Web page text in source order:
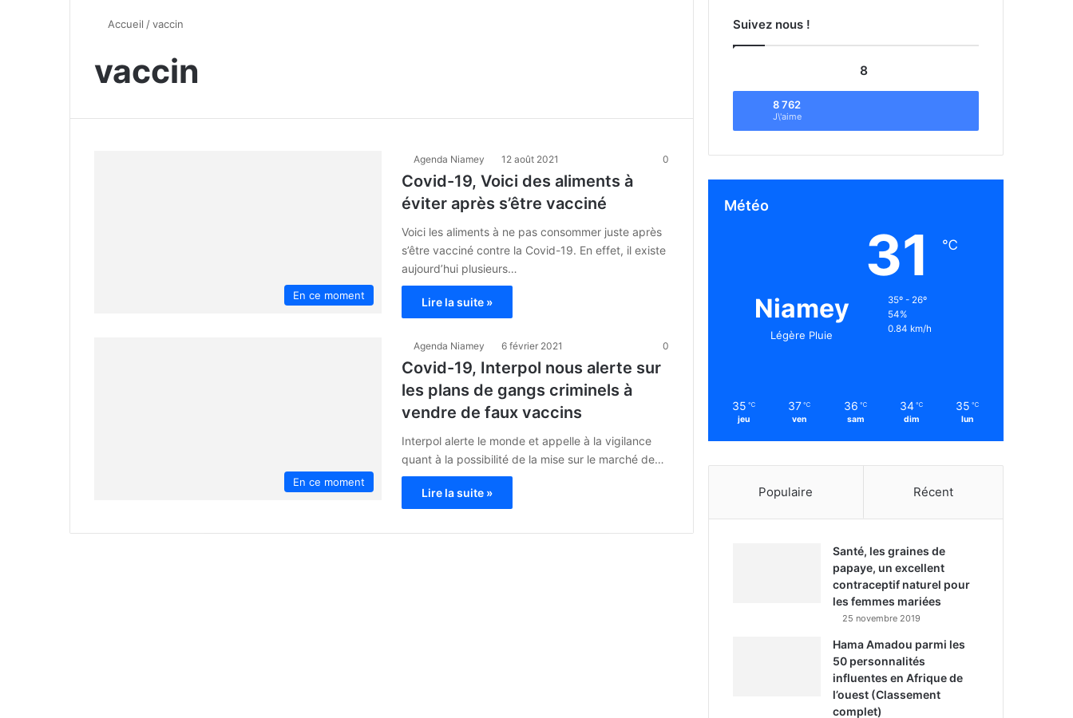
Accueil /vaccin
vaccin
En ce moment
Agenda Niamey 12 août 2021 0
Covid-19, Voici des aliments à
éviter après s’être vacciné
Voici les aliments à ne pas consommer juste après
s’être vacciné contre la Covid-19. En effet, il existe
aujourd’hui plusieurs…
Lire la suite »
En ce moment
Agenda Niamey 6 février 2021 0
Covid-19, Interpol nous alerte sur
les plans de gangs criminels à
vendre de faux vaccins
Interpol alerte le monde et appelle à la vigilance
quant à la possibilité de la mise sur le marché de…
Lire la suite »
Suivez nous !
8
8 762
J\'aime
Météo
Niamey
Légère Pluie
31 ℃
35º - 26º
54%
0.84 km/h
35 ℃
jeu
37 ℃
ven
36 ℃
sam
34 ℃
dim
35 ℃
lun
Populaire Récent
Santé, les graines de
papaye, un excellent
contraceptif naturel pour
les femmes mariées
25 novembre 2019
Hama Amadou parmi les
50 personnalités
influentes en Afrique de
l’ouest (Classement
complet)